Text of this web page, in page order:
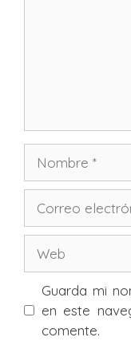
electrónico
Guarda mi
en este
comente.